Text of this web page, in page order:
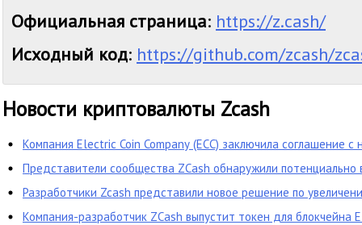
Официальная страница: https://z.cash/
Исходный код: https://github.com/zcash/
Новости криптовалюты Zcash
Компания Electric Coin Company (ECC) заключила соглашение
в рамках которого передала ей права на торговую марку
Представители сообщества ZCash обнаружили
нативного кошелька ZecWallet на GitHub.
Разработчики Zcash представили новое решение по
Компания-разработчик ZCash выпустит токен для блокчейна